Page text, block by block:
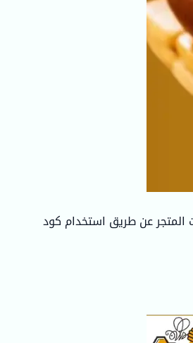
المتجر عن طريق استخدام كود